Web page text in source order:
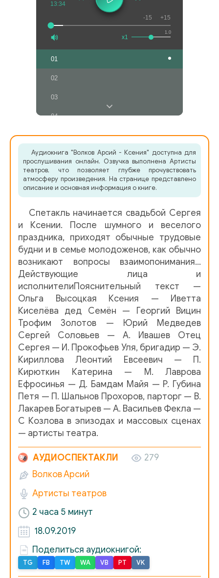
13:34
1.0
x1
-15 +15
01
02
03
04
05
06
Аудиокнига "Волков Арсий - Ксения" доступна для
прослушивания онлайн. Озвучка выполнена Артисты
театров, что позволяет глубже прочувствовать
атмосферу произведения. На странице представлено
описание и основная информация о книге.
Спетакль начинается свадьбой Сергея
и Ксении. После шумного и веселого
праздника, приходят обычные трудовые
будни и в семье молодоженов, как обычно
возникают вопросы взаимопонимания…
Действующие лица и
исполнителиПояснительный текст —
Ольга Высоцкая Ксения — Иветта
Киселёва дед Семён — Георгий Вицин
Трофим Золотов — Юрий Медведев
Сергей Соловьев — А. Ивашев Отец
Сергея — И. Прокофьев Уля, бригадир — Э.
Кириллова Леонтий Евсеевич — П.
Кирюткин Катерина — М. Лаврова
Ефросинья — Д. Бамдам Майя — Р. Губина
Петя — П. Шальнов Прохоров, парторг — В.
Лакарев Богатырев — А. Васильев Фекла —
С Козлова в эпизодах и массовых сценах
— артисты театра.
АУДИОСПЕКТАКЛИ
279
Волков Арсий
Артисты театров
2 часа 5 минут
18.09.2019
Поделиться аудиокнигой:
TG FB TW WA VB PT VK